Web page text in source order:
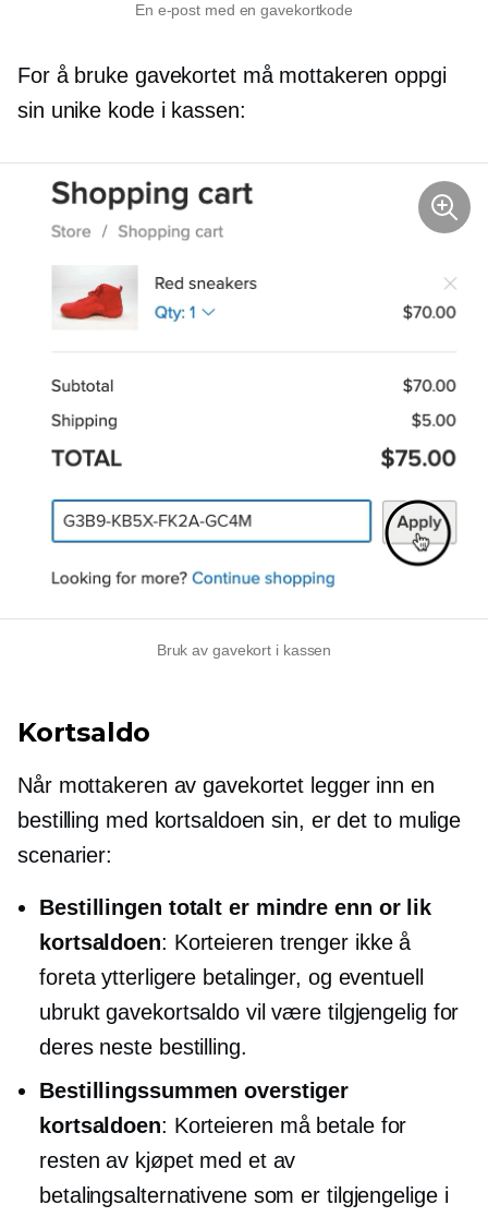
En e-post med en gavekortkode
For å bruke gavekortet må mottakeren oppgi
sin unike kode i kassen:
Bruk av gavekort i kassen
Kortsaldo
Når mottakeren av gavekortet legger inn en
bestilling med kortsaldoen sin, er det to mulige
scenarier:
Bestillingen totalt er mindre enn or lik
kortsaldoen: Korteieren trenger ikke å
foreta ytterligere betalinger, og eventuell
ubrukt gavekortsaldo vil være tilgjengelig for
deres neste bestilling.
Bestillingssummen overstiger
kortsaldoen: Korteieren må betale for
resten av kjøpet med et av
betalingsalternativene som er tilgjengelige i